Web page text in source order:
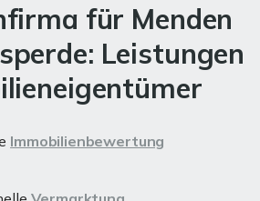
für Menden
Leistungen
Immobilienbewertung